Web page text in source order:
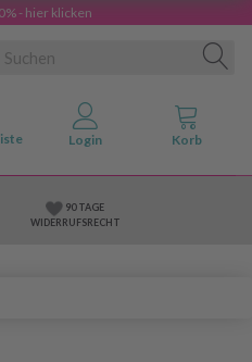
- hier klicken
90 TAGE
WIDERRUFSRECHT